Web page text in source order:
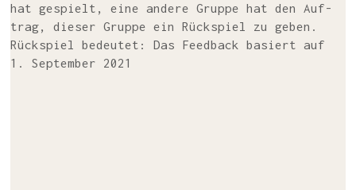
hat gespielt, eine ande­re Grup­pe hat den Auf­
trag, die­ser Grup­pe ein Rück­spiel zu geben.
Rück­spiel bedeu­tet: Das Feed­back basiert auf
1. September 2021